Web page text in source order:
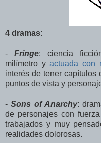
4 dramas:
- Fringe: ciencia
milímetro yactuada con
interés de tener capítulos
puntos de vista y
-Sons of Anarchy:
de personajes con
trabajados y muy
realidades dolorosas.